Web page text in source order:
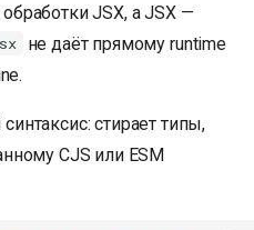
обработки JSX, а JSX —
не даёт прямому runtime
стирает типы,
CJS или ESM